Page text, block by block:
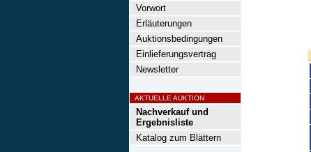
Vorwort
Erläuterungen
Auktionsbedingungen
Einlieferungsvertrag
Newsletter
AKTUELLE AUKTION
Nachverkauf und
Ergebnisliste
Katalog zum Blättern